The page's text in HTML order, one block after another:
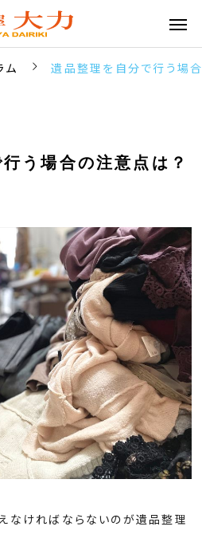
ム 遺品整理を自分で行う場
う場合の注意点は？
なければならないのが遺品整理